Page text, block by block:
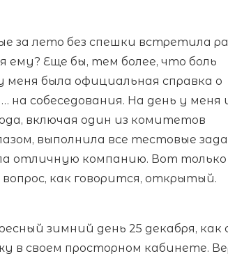
за лето без спешки встретила
ему? Еще бы, тем более, что боль
была официальная справка о
собеседования. На день у меня
включая один из комитетов
выполнила все тестовые
отличную компанию. Вот только
как говорится, открытый.
зимний день 25 декабря, как
в своем просторном кабинете.